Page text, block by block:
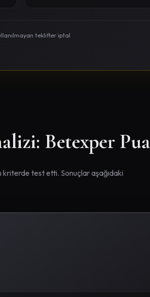
teklifler iptal
Betexper
kriterde test etti. Sonuçlar aşağıdaki